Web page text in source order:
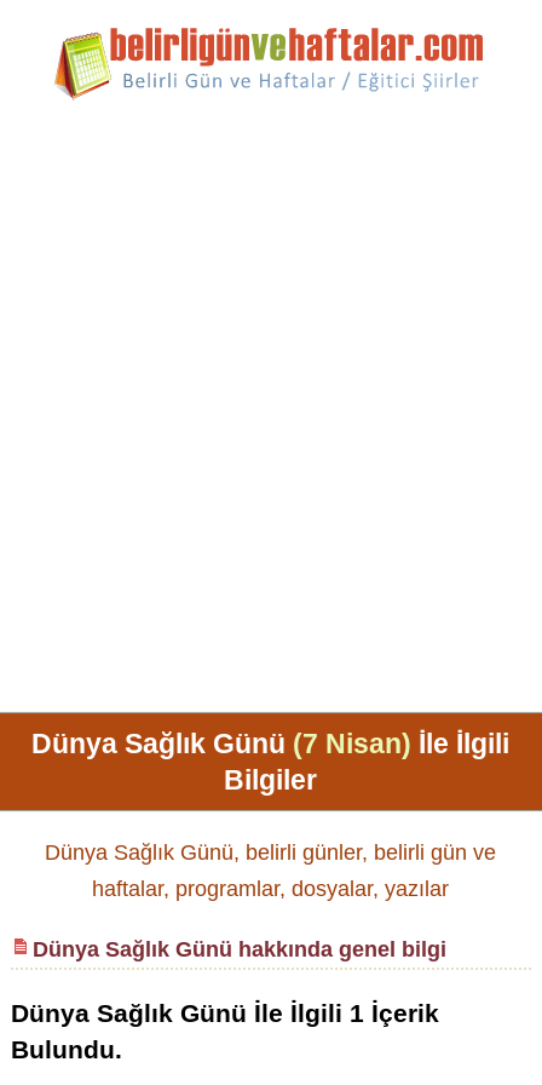
Dünya Sağlık Günü (7 Nisan) İle İlgili
Bilgiler
Dünya Sağlık Günü, belirli günler, belirli gün ve
haftalar, programlar, dosyalar, yazılar
Dünya Sağlık Günü hakkında genel bilgi
Dünya Sağlık Günü İle İlgili 1İçerik
Bulundu.